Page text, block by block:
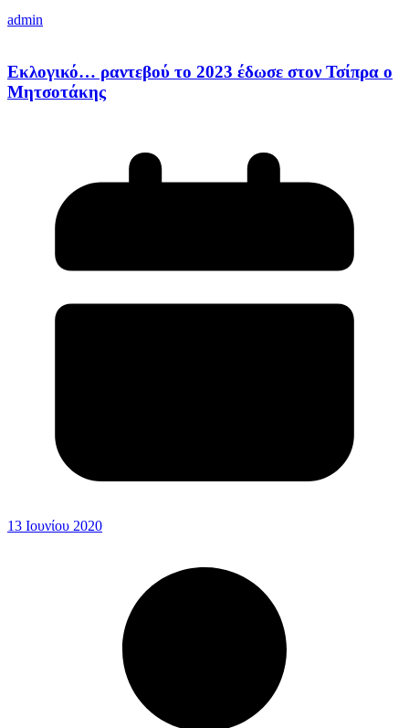
admin
Εκλογικό… ραντεβού το 2023 έδωσε στον Τσίπρα ο
Μητσοτάκης
13 Ιουνίου 2020